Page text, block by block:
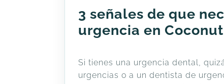
3 señales de que
urgencia en
Si tienes una urgencia dental,
urgencias o a un dentista de